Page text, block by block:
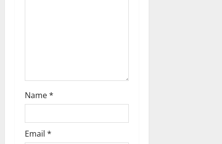
Name*
Email *